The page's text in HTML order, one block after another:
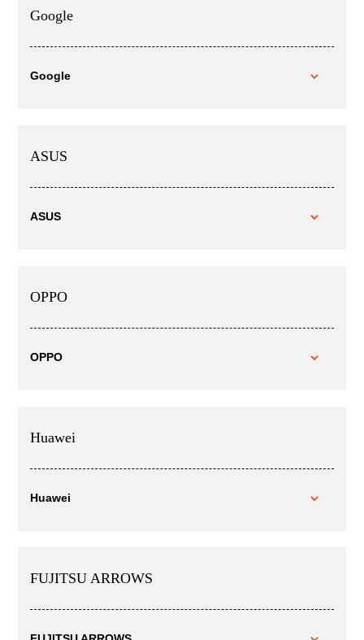
Google
Google
ASUS
ASUS
OPPO
OPPO
Huawei
Huawei
FUJITSU ARROWS